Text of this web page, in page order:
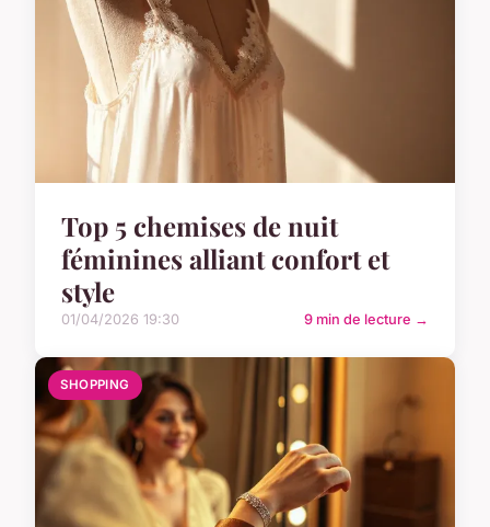
Top 5 chemises de nuit
féminines alliant confort et
style
01/04/2026 19:30 9 min de lecture →
SHOPPING